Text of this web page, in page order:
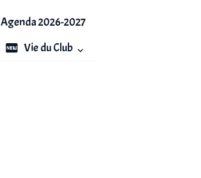
Agenda 2026-2027
Vie du Club